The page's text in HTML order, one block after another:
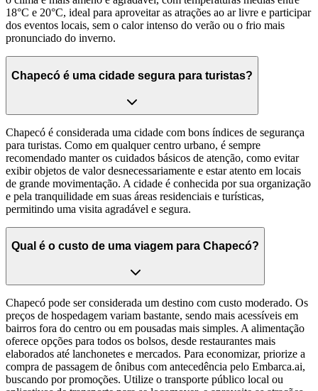
18°C e 20°C, ideal para aproveitar as atrações ao ar livre e participar
dos eventos locais, sem o calor intenso do verão ou o frio mais
pronunciado do inverno.
Chapecó é uma cidade segura para turistas?
Chapecó é considerada uma cidade com bons índices de segurança
para turistas. Como em qualquer centro urbano, é sempre
recomendado manter os cuidados básicos de atenção, como evitar
exibir objetos de valor desnecessariamente e estar atento em locais
de grande movimentação. A cidade é conhecida por sua organização
e pela tranquilidade em suas áreas residenciais e turísticas,
permitindo uma visita agradável e segura.
Qual é o custo de uma viagem para Chapecó?
Chapecó pode ser considerada um destino com custo moderado. Os
preços de hospedagem variam bastante, sendo mais acessíveis em
bairros fora do centro ou em pousadas mais simples. A alimentação
oferece opções para todos os bolsos, desde restaurantes mais
elaborados até lanchonetes e mercados. Para economizar, priorize a
compra de passagem de ônibus com antecedência pelo Embarca.ai,
buscando por promoções. Utilize o transporte público local ou